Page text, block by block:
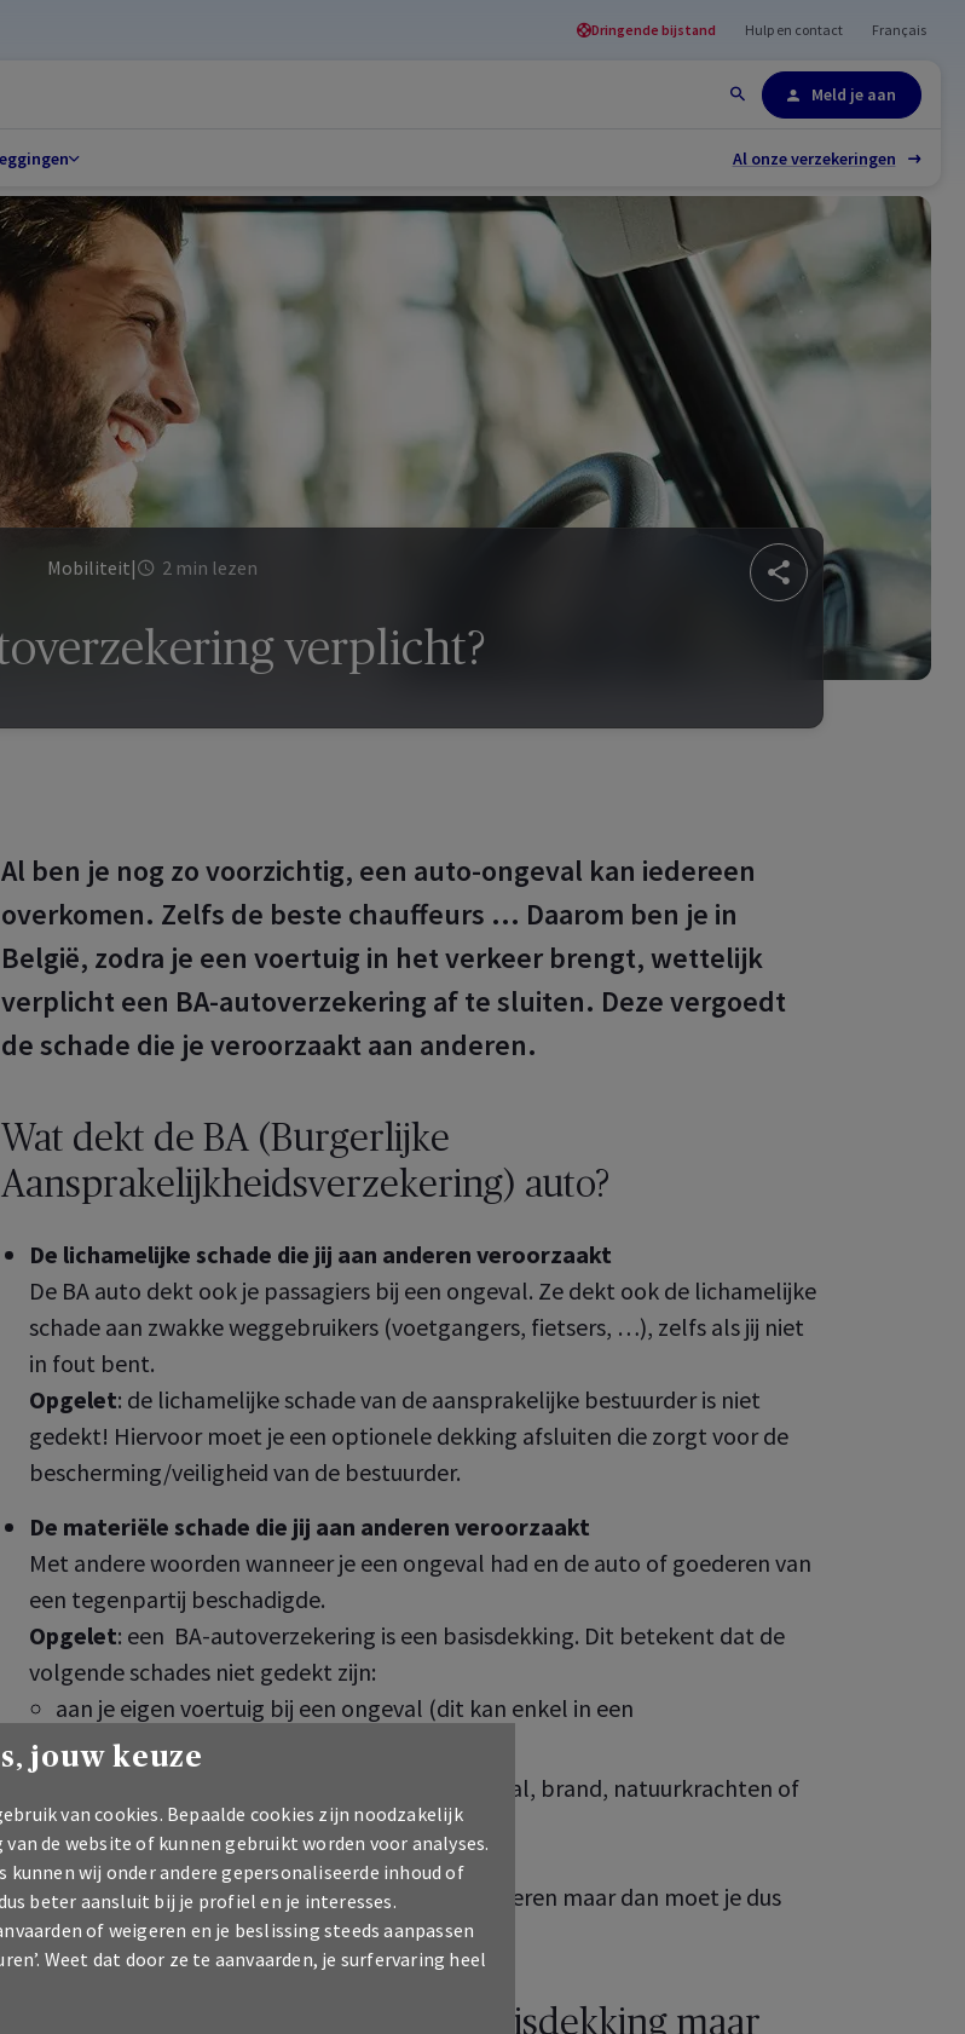
Dringende bijstand Hulp en contact Français
Meld je aan
Al onze verzekeringen
Mobiliteit| 2 min lezen
verplicht?
Al ben je nog zo voorzichtig, een auto-ongeval kan iedereen
overkomen. Zelfs de beste chauffeurs … Daarom ben je in
België, zodra je een voertuig in het verkeer brengt, wettelijk
verplicht een BA-autoverzekering af te sluiten. Deze vergoedt
de schade die je veroorzaakt aan anderen.
Wat dekt de BA (Burgerlijke
Aansprakelijkheidsverzekering) auto?
De lichamelijke schade die jij aan anderen veroorzaakt
De BA auto dekt ook je passagiers bij een ongeval. Ze dekt ook de lichamelijke
schade aan zwakke weggebruikers (voetgangers, fietsers, …), zelfs als jij niet
in fout bent.
Opgelet: de lichamelijke schade van de aansprakelijke bestuurder is niet
gedekt! Hiervoor moet je een optionele dekking afsluiten die zorgt voor de
bescherming/veiligheid van de bestuurder.
De materiële schade die jij aan anderen veroorzaakt
Met andere woorden wanneer je een ongeval had en de auto of goederen van
een tegenpartij beschadigde.
Opgelet: een BA-autoverzekering is een basisdekking. Dit betekent dat de
volgende schades niet gedekt zijn:
aan je eigen voertuig bij een ongeval (dit kan enkel in een
Omniumverzekering)
de schade die je voertuig oploopt door diefstal, brand, natuurkrachten of
glasbreuk
Vanzelfsprekend kan je ook al die extra’s verzekeren maar dan moet je dus
bijkomende dekkingen afsluiten.
De BA-autoverzekering: een basisdekking maar
jouw keuze
van cookies. Bepaalde cookies zijn noodzakelijk
van de website of kunnen gebruikt worden voor analyses.
kunnen wij onder andere gepersonaliseerde inhoud of
beter aansluit bij je profiel en je interesses.
of weigeren en je beslissing steeds aanpassen
Weet dat door ze te aanvaarden, je surfervaring heel